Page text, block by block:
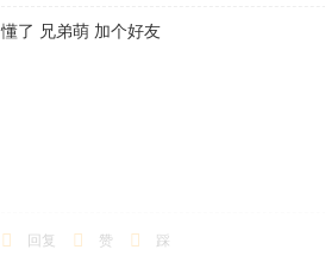
懂了 兄弟萌 加个好友
回复 赞 踩